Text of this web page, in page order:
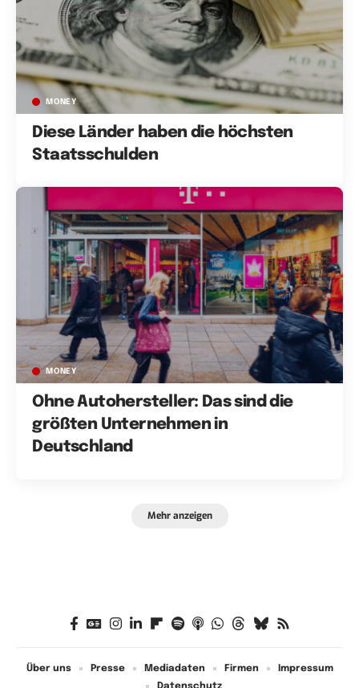
MONEY
Diese Länder haben die höchsten
Staatsschulden
MONEY
Ohne Autohersteller: Das sind die
größten Unternehmen in
Deutschland
Mehr anzeigen
Über uns Presse Mediadaten Firmen
Impressum